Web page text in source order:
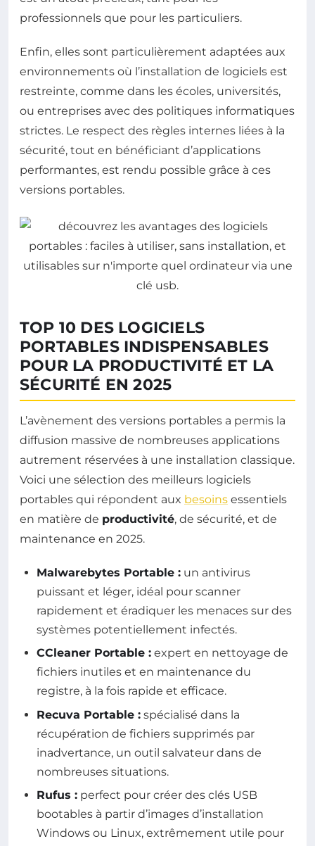
professionnels que pour les particuliers.
Enfin, elles sont particulièrement adaptées aux
environnements où l’installation de logiciels est
restreinte, comme dans les écoles, universités,
ou entreprises avec des politiques informatiques
strictes. Le respect des règles internes liées à la
sécurité, tout en bénéficiant d’applications
performantes, est rendu possible grâce à ces
versions portables.
TOP 10 DES LOGICIELS
PORTABLES INDISPENSABLES
POUR LA PRODUCTIVITÉ ET LA
SÉCURITÉ EN 2025
L’avènement des versions portables a permis la
diffusion massive de nombreuses applications
autrement réservées à une installation classique.
Voici une sélection des meilleurs logiciels
portables qui répondent aux besoins essentiels
en matière de productivité, de sécurité, et de
maintenance en 2025.
Malwarebytes Portable : un antivirus
puissant et léger, idéal pour scanner
rapidement et éradiquer les menaces sur des
systèmes potentiellement infectés.
CCleaner Portable : expert en nettoyage de
fichiers inutiles et en maintenance du
registre, à la fois rapide et efficace.
Recuva Portable : spécialisé dans la
récupération de fichiers supprimés par
inadvertance, un outil salvateur dans de
nombreuses situations.
Rufus : perfect pour créer des clés USB
bootables à partir d’images d’installation
Windows ou Linux, extrêmement utile pour